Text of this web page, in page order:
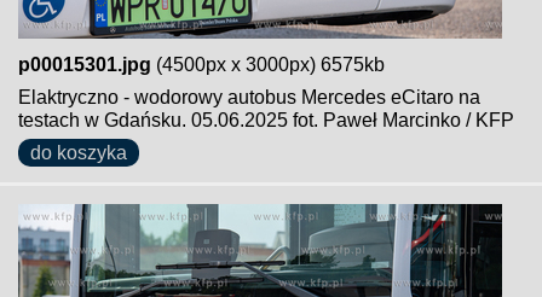
p00015301.jpg (4500px x 3000px) 6575kb
Elaktryczno - wodorowy autobus Mercedes eCitaro na
testach w Gdańsku. 05.06.2025 fot. Paweł Marcinko / KFP
do koszyka